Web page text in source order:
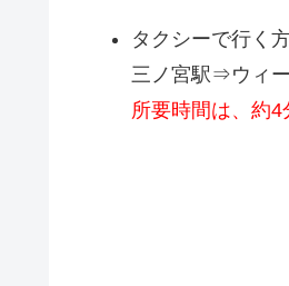
タクシーで行く
三ノ宮駅⇒ウィ
所要時間は、約4